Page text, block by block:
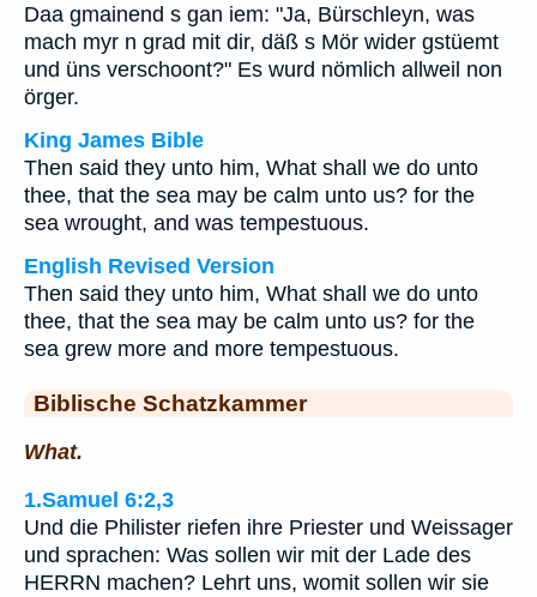
Daa gmainend s gan iem: "Ja, Bürschleyn, was
mach myr n grad mit dir, däß s Mör wider gstüemt
und üns verschoont?" Es wurd nömlich allweil non
örger.
King James Bible
Then said they unto him, What shall we do unto
thee, that the sea may be calm unto us? for the
sea wrought, and was tempestuous.
English Revised Version
Then said they unto him, What shall we do unto
thee, that the sea may be calm unto us? for the
sea grew more and more tempestuous.
Biblische Schatzkammer
What.
1.Samuel 6:2,3
Und die Philister riefen ihre Priester und Weissager
und sprachen: Was sollen wir mit der Lade des
HERRN machen? Lehrt uns, womit sollen wir sie